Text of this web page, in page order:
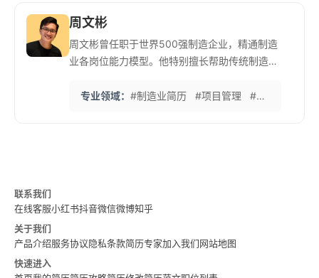
周文彬
周文彬曾任职于世界500强制造企业，精通制造
业各岗位能力模型。他特别擅长帮助传统制造业
历标准化体系’注重可量化成果和项目管理经验的
专业领域： #制造业简历 #项目管理 #技术转型
联系我们
在线客服小红书抖音微信微博知乎
关于我们
产品介绍服务协议隐私条款简历专家加入我们网站地图
快速进入